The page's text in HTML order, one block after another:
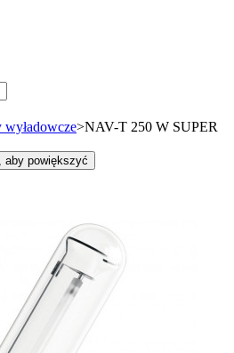
wyładowcze>NAV-T 250 W SUPER
aby powiększyć